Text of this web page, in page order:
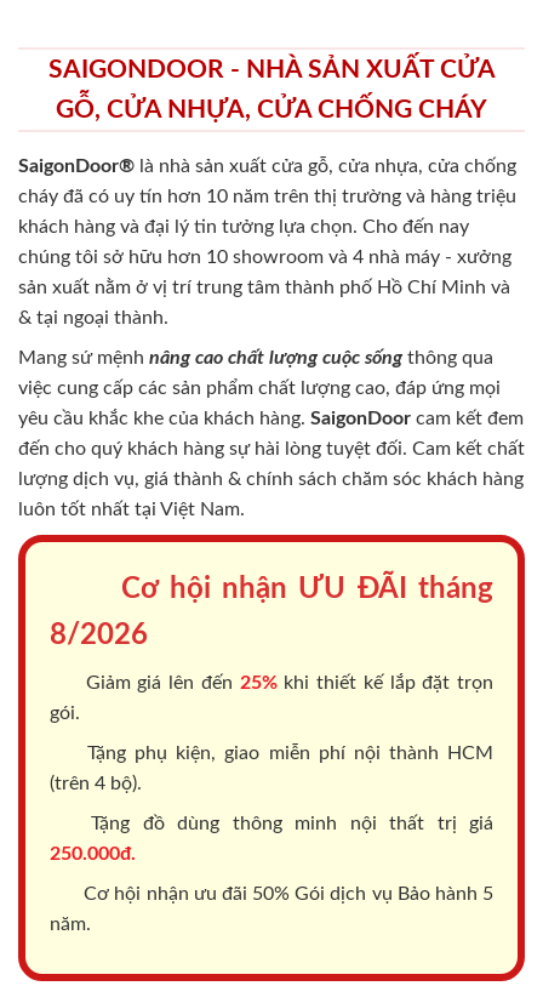
SAIGONDOOR - NHÀ SẢN XUẤT CỬA
GỖ, CỬA NHỰA, CỬA CHỐNG CHÁY
SaigonDoor® là nhà sản xuất cửa gỗ, cửa nhựa, cửa chống
cháy đã có uy tín hơn 10 năm trên thị trường và hàng triệu
khách hàng và đại lý tin tưởng lựa chọn. Cho đến nay
chúng tôi sở hữu hơn 10 showroom và 4 nhà máy - xưởng
sản xuất nằm ở vị trí trung tâm thành phố Hồ Chí Minh và
& tại ngoại thành.
Mang sứ mệnh nâng cao chất lượng cuộc sốngthông qua
việc cung cấp các sản phẩm chất lượng cao, đáp ứng mọi
yêu cầu khắc khe của khách hàng. SaigonDoor cam kết đem
đến cho quý khách hàng sự hài lòng tuyệt đối. Cam kết chất
lượng dịch vụ, giá thành & chính sách chăm sóc khách hàng
luôn tốt nhất tại Việt Nam.
Cơ hội nhận ƯU ĐÃI tháng
8/2026
Giảm giá lên đến 25%khi thiết kế lắp đặt trọn
gói.
Tặng phụ kiện, giao miễn phí nội thành HCM
(trên 4 bộ).
Tặng đồ dùng thông minh nội thất trị giá
250.000đ.
Cơ hội nhận ưu đãi 50% Gói dịch vụ Bảo hành 5
năm.